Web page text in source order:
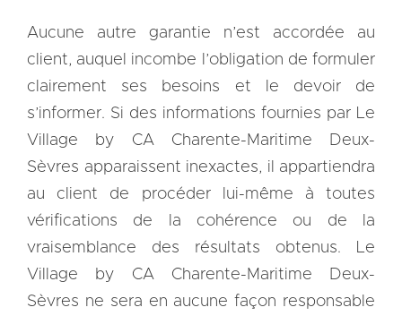
Aucune autre garantie n’est accordée au
client, auquel incombe l’obligation de formuler
clairement ses besoins et le devoir de
s’informer. Si des informations fournies par Le
Village by CA Charente-Maritime Deux-
Sèvres apparaissent inexactes, il appartiendra
au client de procéder lui-même à toutes
vérifications de la cohérence ou de la
vraisemblance des résultats obtenus. Le
Village by CA Charente-Maritime Deux-
Sèvres ne sera en aucune façon responsable